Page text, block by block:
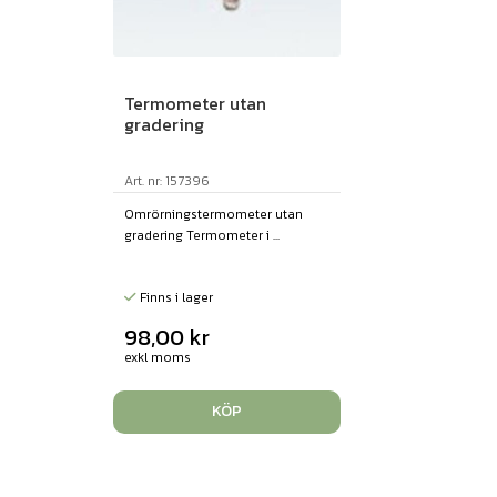
Termometer utan
gradering
Art. nr: 157396
Omrörningstermometer utan
gradering Termometer i ...
Finns i lager
98,00 kr
exkl moms
KÖP